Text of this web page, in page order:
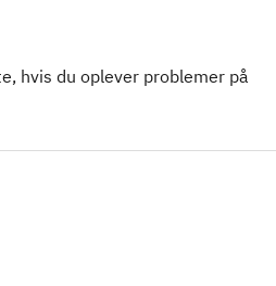
hvis du oplever problemer på